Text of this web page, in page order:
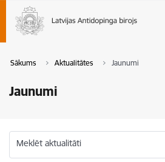
Sākums Aktualitātes Jaunumi
Jaunumi
Meklēt aktualitāti